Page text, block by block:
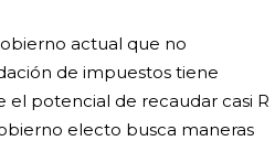
actual que no
de impuestos tiene
potencial de recaudar casi R
electo busca maneras